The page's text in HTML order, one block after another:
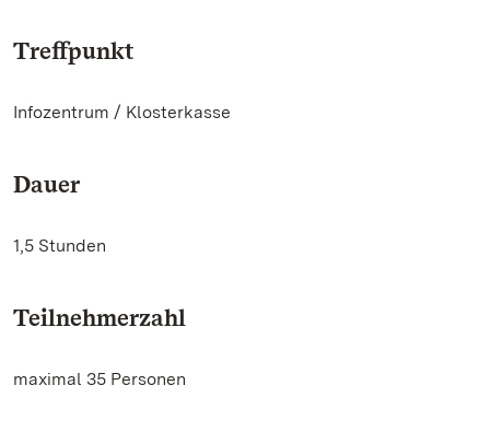
Treffpunkt
Infozentrum / Klosterkasse
Dauer
1,5 Stunden
Teilnehmerzahl
maximal 35 Personen